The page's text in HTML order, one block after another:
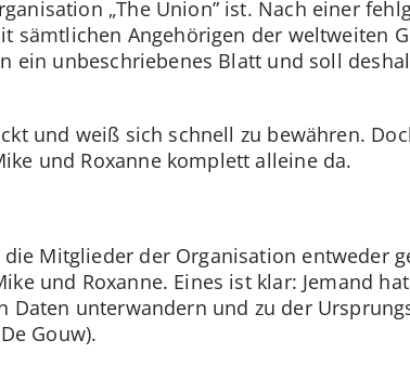
„The Union” ist. Nach einer
sämtlichen Angehörigen der weltweiten
ein unbeschriebenes Blatt und soll
und weiß sich schnell zu bewähren.
und Roxanne komplett alleine da.
Mitglieder der Organisation entweder
und Roxanne. Eines ist klar: Jemand
Daten unterwandern und zu der
Gouw).